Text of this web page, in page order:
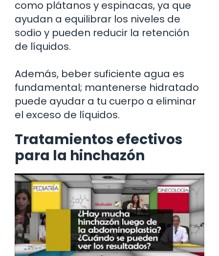
como plátanos y espinacas, ya que
ayudan a equilibrar los niveles de
sodio y pueden reducir la retención
de líquidos.
Además, beber suficiente agua es
fundamental; mantenerse hidratado
puede ayudar a tu cuerpo a eliminar
el exceso de líquidos.
Tratamientos efectivos
para la hinchazón